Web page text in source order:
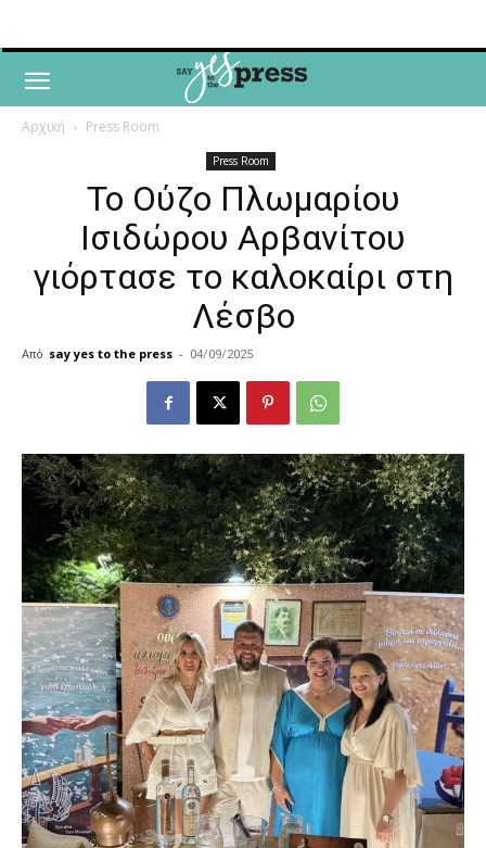
Αρχική Press Room
Press Room
Το Ούζο Πλωμαρίου
Ισιδώρου Αρβανίτου
γιόρτασε το καλοκαίρι στη
Λέσβο
Από say yes to the press - 04/09/2025